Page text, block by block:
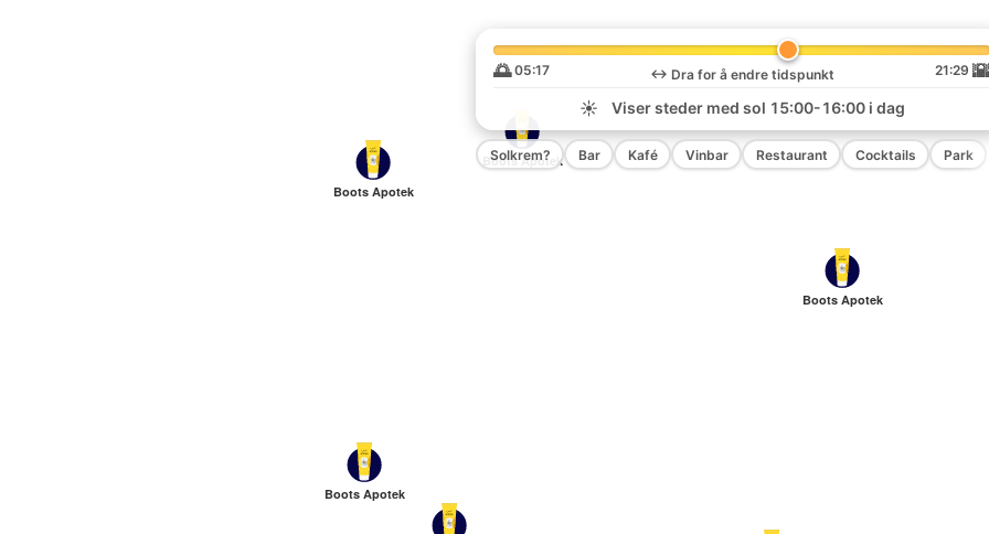
Boots Apotek
Boots Apotek
Boots Apotek
Boots Apotek
🌅 05:17 ↔️ Dra for å endre tidspunkt 21:29 🌇
☀️
Viser steder med sol 15:00-16:00i dag
Solkrem? Bar Kafé Vinbar Restaurant Cocktails Park